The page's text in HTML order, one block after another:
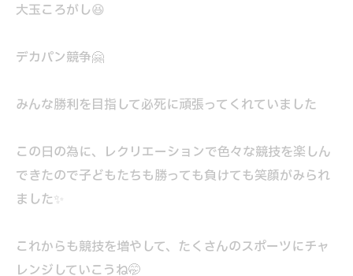
大玉ころがし😆
デカパン競争🤗
みんな勝利を目指して必死に頑張ってくれていました
この日の為に、レクリエーションで色々な競技を楽しん
できたので子どもたちも勝っても負けても笑顔がみられ
ました✨
これからも競技を増やして、たくさんのスポーツにチャ
レンジしていこうね🤭